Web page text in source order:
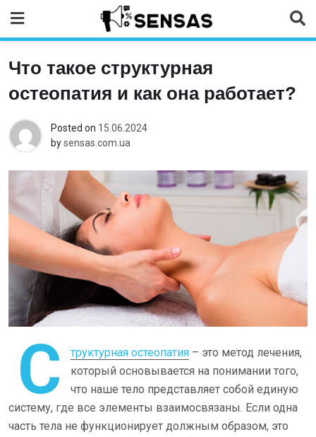
content
Что такое структурная
остеопатия и как она работает?
Posted on 15.06.2024
bysensas.com.ua
С труктурная остеопатия – это метод лечения,
который основывается на понимании того,
что наше тело представляет собой единую
систему, где все элементы взаимосвязаны. Если одна
часть тела не функционирует должным образом, это